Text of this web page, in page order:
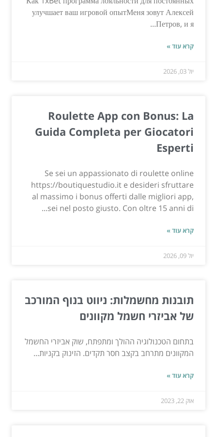
улучшает ваш игровой опытМеня зовут Алексей
Петров, и я...
קרא עוד »
יול 03, 2026
Roulette App con Bonus: La
Guida Completa per Giocatori
Esperti
Se sei un appassionato di roulette online
https://boutiquestudio.it e desideri sfruttare
al massimo i bonus offerti dalle migliori app,
sei nel posto giusto. Con oltre 15 anni di...
קרא עוד »
יול 09, 2026
תובנות מחשמלות: ניווט בנוף המורכב
של אביזרי חשמל מקוונים
בתחום הטכנולוגיה ההולך ומתפתח, שוק אביזרי החשמל
המקוונים מתרחב בקצב חסר תקדים. הזינוק בקניות...
קרא עוד »
אוק 22, 2023